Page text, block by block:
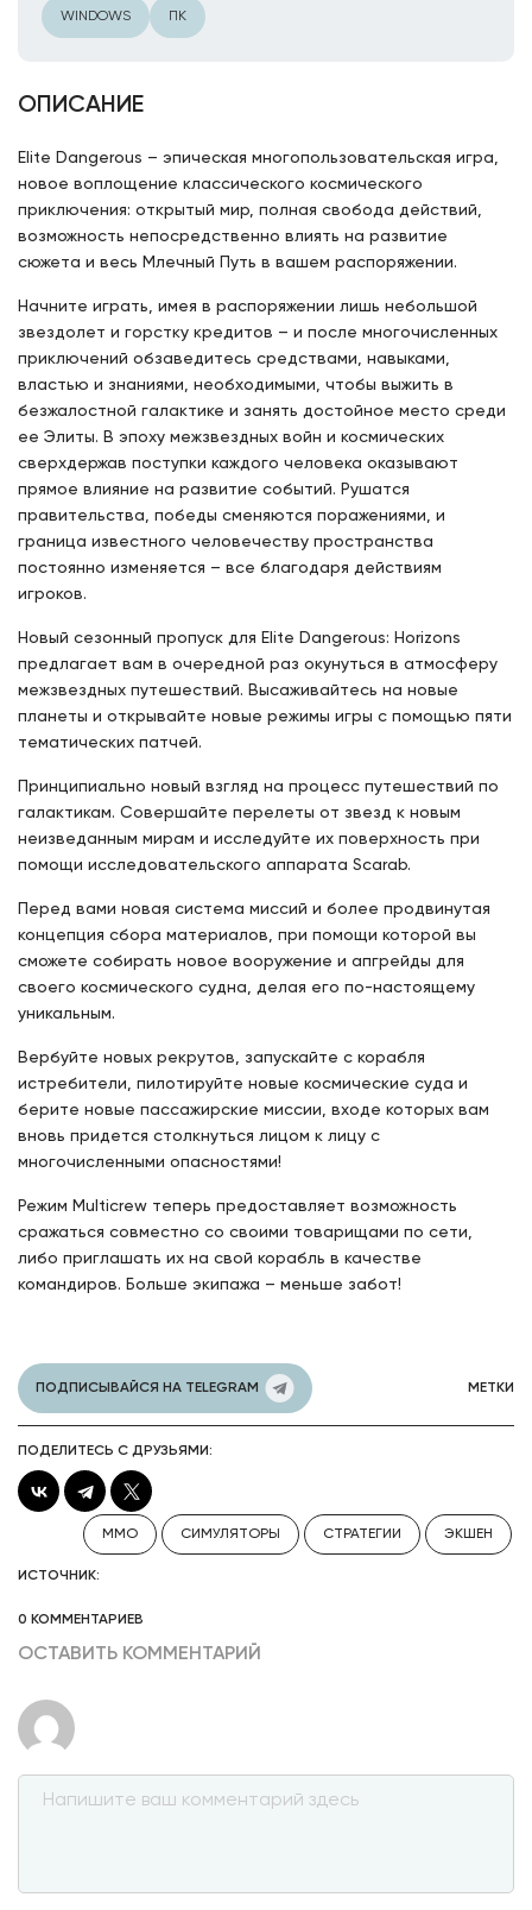
WINDOWS ПК
ОПИСАНИЕ
Elite Dangerous – эпическая многопользовательская игра,
новое воплощение классического космического
приключения: открытый мир, полная свобода действий,
возможность непосредственно влиять на развитие
сюжета и весь Млечный Путь в вашем распоряжении.
Начните играть, имея в распоряжении лишь небольшой
звездолет и горстку кредитов – и после многочисленных
приключений обзаведитесь средствами, навыками,
властью и знаниями, необходимыми, чтобы выжить в
безжалостной галактике и занять достойное место среди
ее Элиты. В эпоху межзвездных войн и космических
сверхдержав поступки каждого человека оказывают
прямое влияние на развитие событий. Рушатся
правительства, победы сменяются поражениями, и
граница известного человечеству пространства
постоянно изменяется – все благодаря действиям
игроков.
Новый сезонный пропуск для Elite Dangerous: Horizons
предлагает вам в очередной раз окунуться в атмосферу
межзвездных путешествий. Высаживайтесь на новые
планеты и открывайте новые режимы игры с помощью пяти
тематических патчей.
Принципиально новый взгляд на процесс путешествий по
галактикам. Совершайте перелеты от звезд к новым
неизведанным мирам и исследуйте их поверхность при
помощи исследовательского аппарата Scarab.
Перед вами новая система миссий и более продвинутая
концепция сбора материалов, при помощи которой вы
сможете собирать новое вооружение и апгрейды для
своего космического судна, делая его по-настоящему
уникальным.
Вербуйте новых рекрутов, запускайте с корабля
истребители, пилотируйте новые космические суда и
берите новые пассажирские миссии, входе которых вам
вновь придется столкнуться лицом к лицу с
многочисленными опасностями!
Режим Multicrew теперь предоставляет возможность
сражаться совместно со своими товарищами по сети,
либо приглашать их на свой корабль в качестве
командиров. Больше экипажа – меньше забот!
ПОДПИСЫВАЙСЯ НА TELEGRAM МЕТКИ
ПОДЕЛИТЕСЬ С ДРУЗЬЯМИ:
MMO СИМУЛЯТОРЫ СТРАТЕГИИ ЭКШЕН
ИСТОЧНИК:
0 КОММЕНТАРИЕВ
ОСТАВИТЬ КОММЕНТАРИЙ